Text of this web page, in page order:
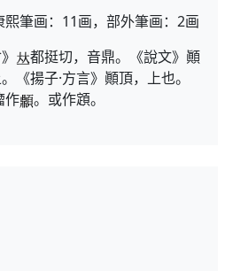
筆画：11画，部外筆画：2画
都挺切，音鼎。《說文》顚
《揚子·方言》顚頂，上也。
作
。或作顁。